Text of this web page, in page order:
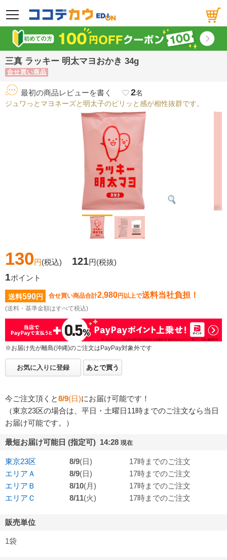
メニュー
三真 ラッキー 明太マヨおかき 34g
合せ買い商品
最初の商品レビューを書く favorite_border2名
ジュワっとマヨネーズと明太子のピリッと感が相性抜群です。
130円(税込) 121円(税抜)
1ポイント
送料590円 合せ買い商品合計2,980円以上で送料当社負担！
(送料・基準金額はすべて税込)
※お届け先が離島(沖縄)のご注文はPayPay対象外です
お気に入りに登録 あとで買う
今ご注文頂くと8/9(日)にお届け可能です！
（東京23区の場合は、平日・土曜日11時までのご注文なら当日
お届け可能です。）
最短お届け可能日 (指定可) 14:28 現在
東京23区 8/9(日)
17時までのご注文
エリアＡ
8/9(日)
17時までのご注文
エリアＢ
8/10(月)
17時までのご注文
エリアＣ
8/11(火) 17時までのご注文
販売単位
1袋